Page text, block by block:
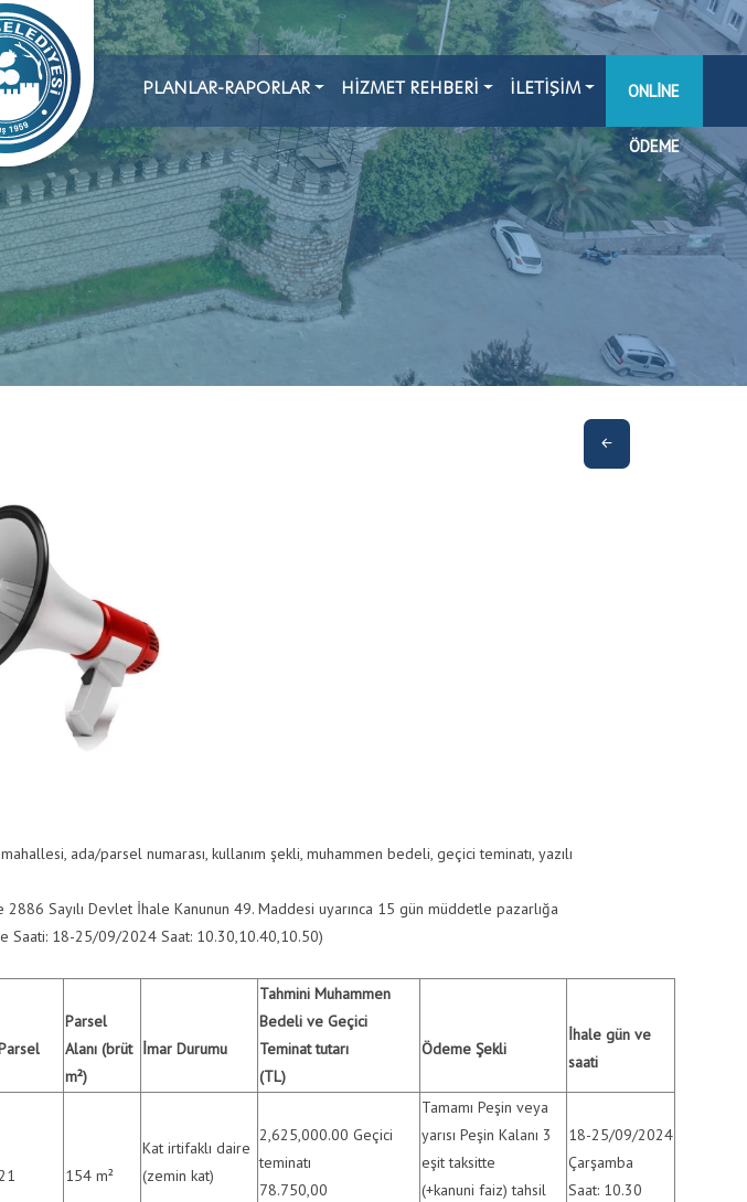
PLANLAR-RAPORLAR HİZMET REHBERİ İLETİŞİM ONLINE
ÖDEME
ada/parsel numarası, kullanım şekli, muhammen bedeli, geçici teminatı, yazılı
Sayılı Devlet İhale Kanunun 49. Maddesi uyarınca 15 gün müddetle pazarlığa
Saati: 18-25/09/2024 Saat: 10.30,10.40,10.50)
Parsel
Alanı (brüt
m²)
İmar Durumu
Tahmini Muhammen
Bedeli ve Geçici
Teminat tutarı
(TL)
Ödeme Şekli
İhale gün ve
saati
154 m²
Kat irtifaklı daire
(zemin kat)
2,625,000.00 Geçici
teminatı
78.750,00
Tamamı Peşin veya
yarısı Peşin Kalanı 3
eşit taksitte
(+kanuni faiz) tahsil
18-25/09/2024
Çarşamba
Saat: 10.30